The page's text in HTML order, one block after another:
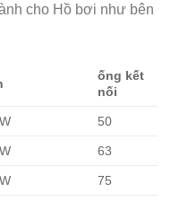
cho Hồ bơi như bên
ống kết
nối
50
63
75